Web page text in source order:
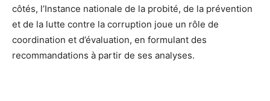
côtés, l’Instance nationale de la probité, de la prévention
et de la lutte contre la corruption joue un rôle de
coordination et d’évaluation, en formulant des
recommandations à partir de ses analyses.